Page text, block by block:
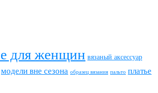
для женщин вязаный аксессуар
модели вне сезона образец вязания пальто платье